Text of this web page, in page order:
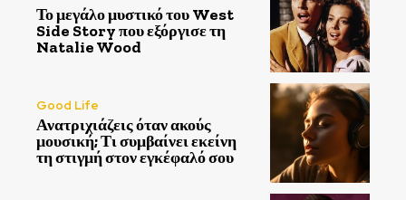
Το μεγάλο μυστικό του West
Side Story που εξόργισε τη
Natalie Wood
Good Life
Ανατριχιάζεις όταν ακούς
μουσική; Τι συμβαίνει εκείνη
τη στιγμή στον εγκέφαλό σου